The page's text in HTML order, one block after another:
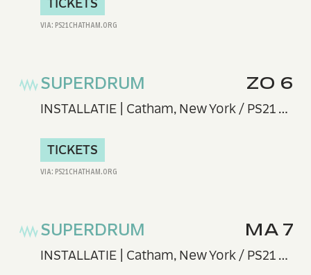
TICKETS
ZO 6
SUPERDRUM
INSTALLATIE | Catham, New York / PS21 Center for Contemporary Performance
TICKETS
MA 7
SUPERDRUM
INSTALLATIE | Catham, New York / PS21 Center for Contemporary Performance